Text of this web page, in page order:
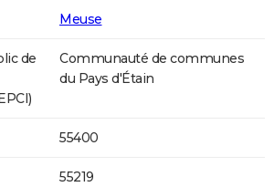
Meuse
de
Communauté de communes
du Pays d'Étain
55400
55219